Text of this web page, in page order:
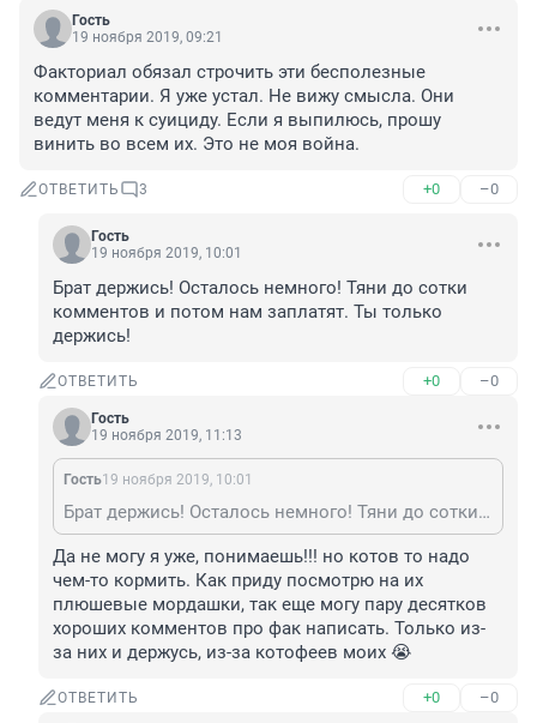
Гость
19 ноября 2019, 09:21
Факториал обязал строчить эти бесполезные
комментарии. Я уже устал. Не вижу смысла. Они
ведут меня к суициду. Если я выпилюсь, прошу
винить во всем их. Это не моя война.
ОТВЕТИТЬ 3 +0 –0
Гость
19 ноября 2019, 10:01
Брат держись! Осталось немного! Тяни до сотки
комментов и потом нам заплатят. Ты только
держись!
ОТВЕТИТЬ +0 –0
Гость
19 ноября 2019, 11:13
Гость19 ноября 2019, 10:01
Брат держись! Осталось немного! Тяни до сотки комментов и потом нам заплатят. Ты только держись!
Да не могу я уже, понимаешь!!! но котов то надо
чем-то кормить. Как приду посмотрю на их
плюшевые мордашки, так еще могу пару десятков
хороших комментов про фак написать. Только из-
за них и держусь, из-за котофеев моих 😭
ОТВЕТИТЬ +0 –0